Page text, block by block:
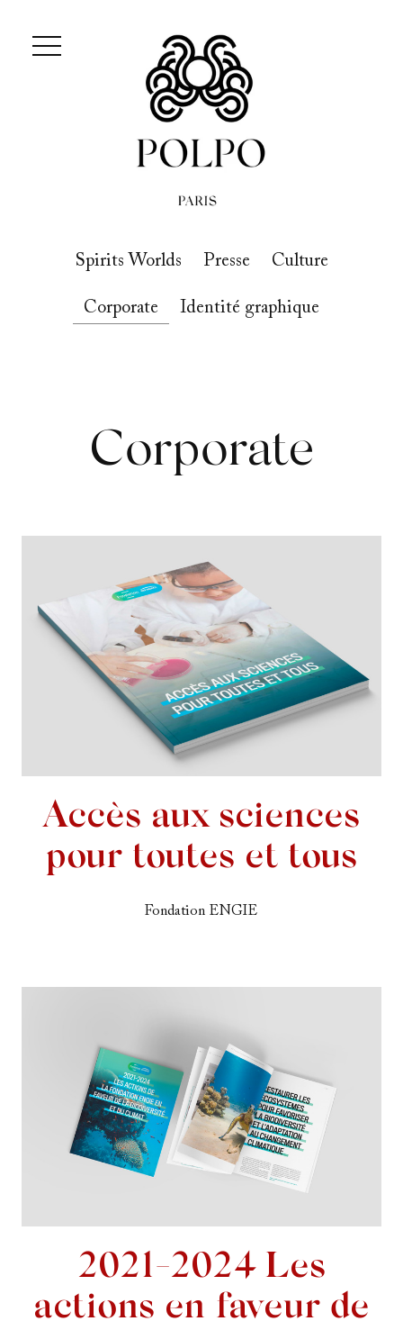
Spirits Worlds Presse Culture
Corporate Identité graphique
Corporate
Accès aux sciences
pour toutes et tous
Fondation ENGIE
2021-2024 Les
actions en faveur de